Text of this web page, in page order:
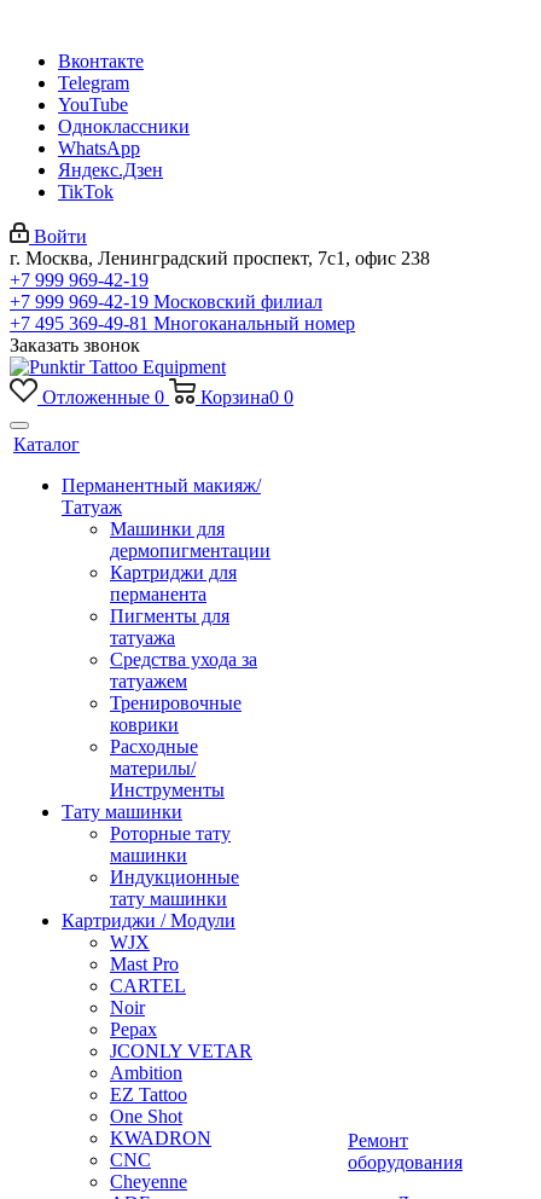
Вконтакте
Telegram
YouTube
Одноклассники
WhatsApp
Яндекс.Дзен
TikTok
Войти
г. Москва, Ленинградский проспект, 7с1, офис 238
+7 999 969-42-19
+7 999 969-42-19 Московский филиал
+7 495 369-49-81 Многоканальный номер
Заказать звонок
Отложенные 0 Корзина0 0
Каталог
Перманентный макияж/
Татуаж
Машинки для
дермопигментации
Картриджи для
перманента
Пигменты для
татуажа
Средства ухода за
татуажем
Тренировочные
коврики
Расходные
материлы/
Инструменты
Тату машинки
Роторные тату
машинки
Индукционные
тату машинки
Картриджи / Модули
WJX
Mast Pro
CARTEL
Noir
Pepax
JCONLY VETAR
Ambition
EZ Tattoo
One Shot
KWADRON
CNC
Cheyenne
Ремонт
оборудования